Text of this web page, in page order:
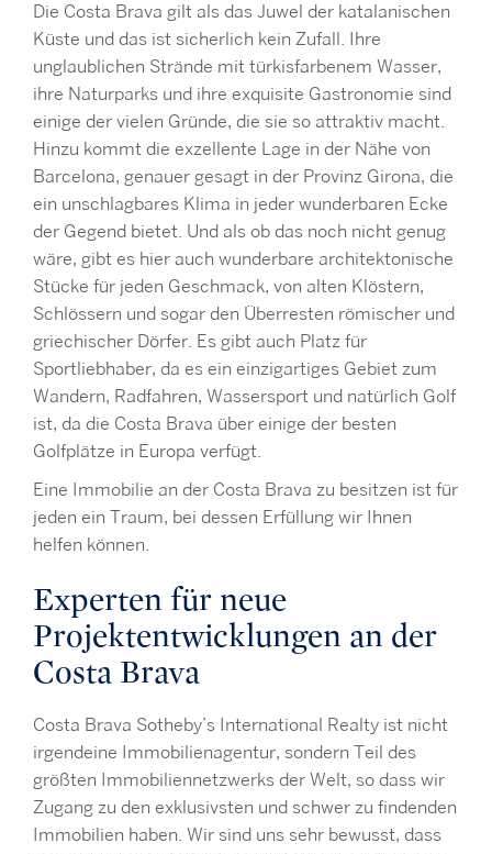
Die Costa Brava gilt als das Juwel der katalanischen
Küste und das ist sicherlich kein Zufall. Ihre
unglaublichen Strände mit türkisfarbenem Wasser,
ihre Naturparks und ihre exquisite Gastronomie sind
einige der vielen Gründe, die sie so attraktiv macht.
Hinzu kommt die exzellente Lage in der Nähe von
Barcelona, genauer gesagt in der Provinz Girona, die
ein unschlagbares Klima in jeder wunderbaren Ecke
der Gegend bietet. Und als ob das noch nicht genug
wäre, gibt es hier auch wunderbare architektonische
Stücke für jeden Geschmack, von alten Klöstern,
Schlössern und sogar den Überresten römischer und
griechischer Dörfer. Es gibt auch Platz für
Sportliebhaber, da es ein einzigartiges Gebiet zum
Wandern, Radfahren, Wassersport und natürlich Golf
ist, da die Costa Brava über einige der besten
Golfplätze in Europa verfügt.
Eine Immobilie an der Costa Brava zu besitzen ist für
jeden ein Traum, bei dessen Erfüllung wir Ihnen
helfen können.
Experten für neue
Projektentwicklungen an der
Costa Brava
Costa Brava Sotheby’s International Realty ist nicht
irgendeine Immobilienagentur, sondern Teil des
größten Immobiliennetzwerks der Welt, so dass wir
Zugang zu den exklusivsten und schwer zu findenden
Immobilien haben. Wir sind uns sehr bewusst, dass